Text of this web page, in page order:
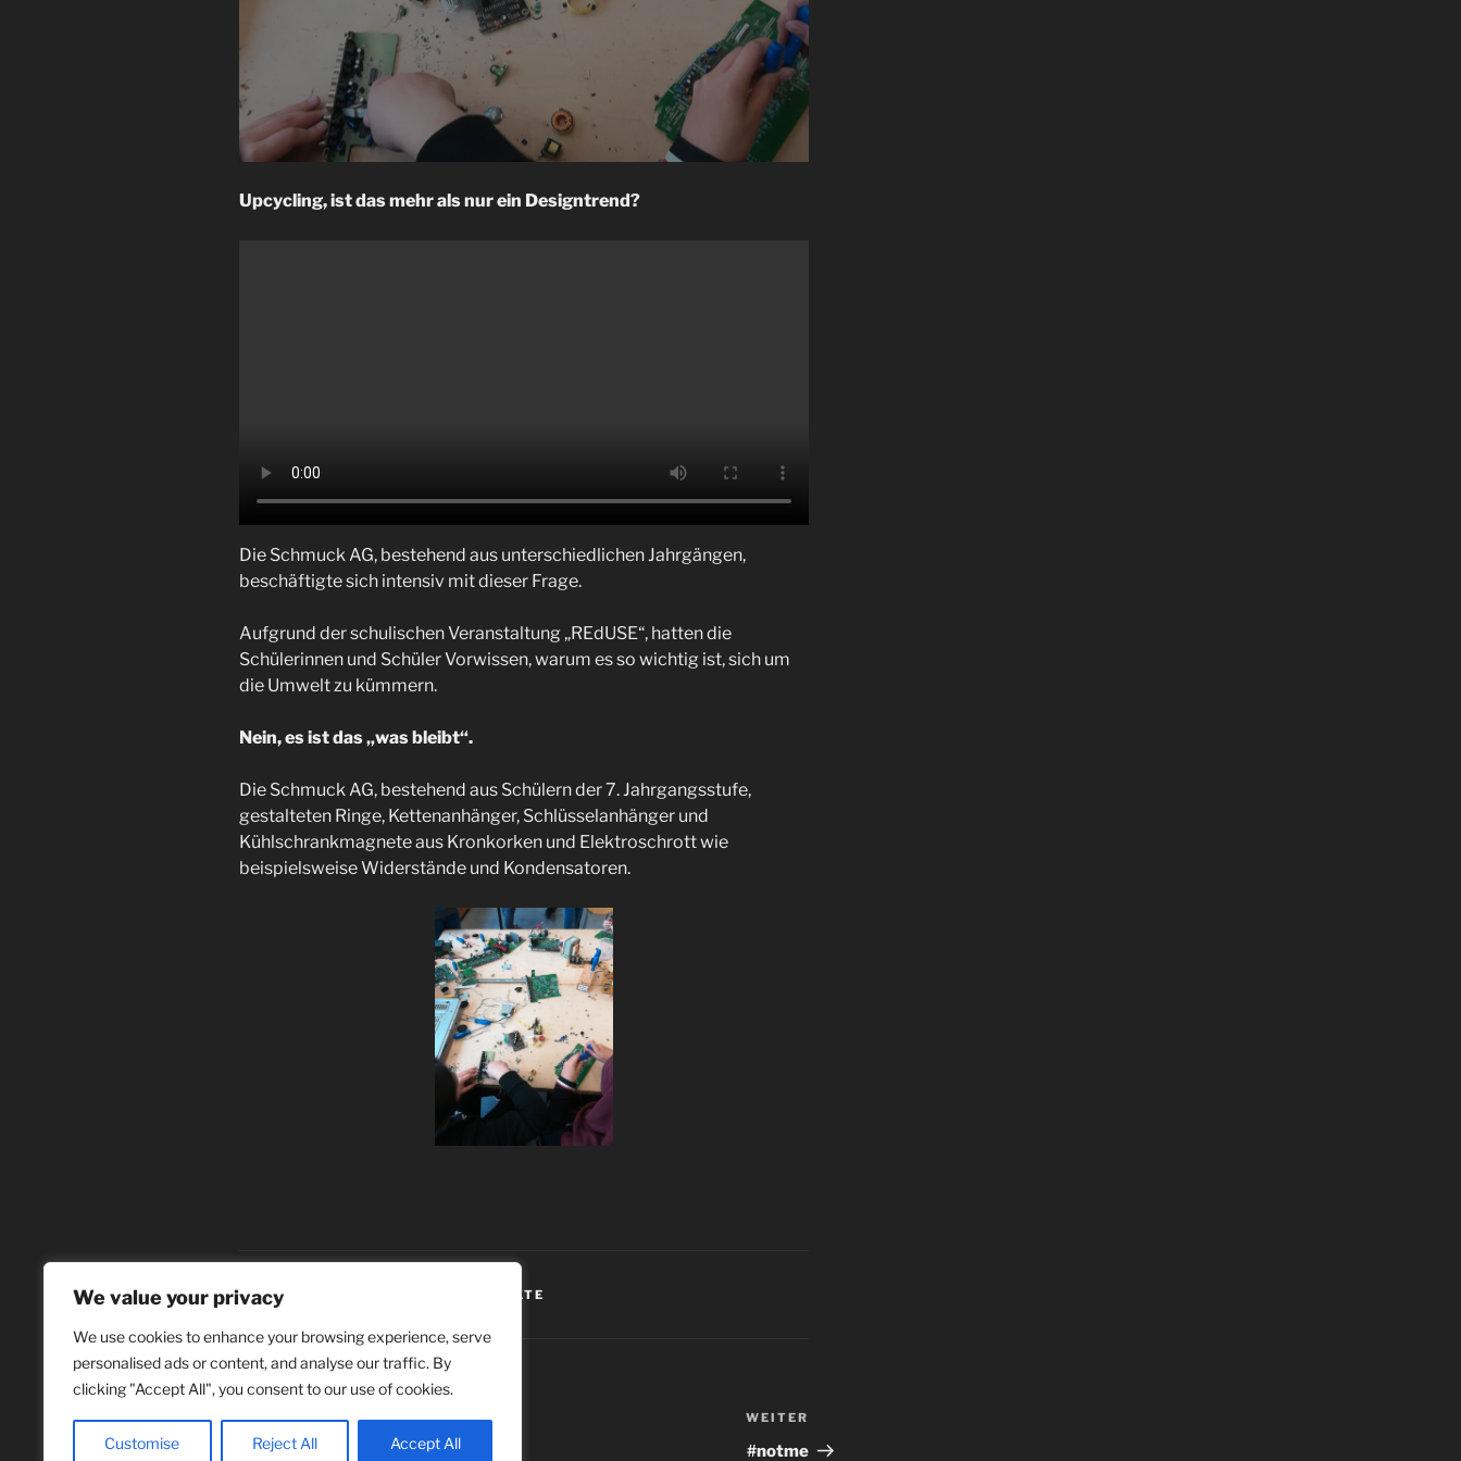
We value your privacy
We use cookies to enhance your browsing experience, serve
personalised ads or content, and analyse our traffic. By
clicking "Accept All", you consent to our use of cookies.
Customise Reject All Accept All
Upcycling, ist das mehr als nur ein Designtrend?
Die Schmuck AG, bestehend aus unterschiedlichen Jahrgängen,
beschäftigte sich intensiv mit dieser Frage.
Aufgrund der schulischen Veranstaltung „REdUSE“, hatten die
Schülerinnen und Schüler Vorwissen, warum es so wichtig ist, sich um
die Umwelt zu kümmern.
Nein, es ist das „was bleibt“.
Die Schmuck AG, bestehend aus Schülern der 7. Jahrgangsstufe,
gestalteten Ringe, Kettenanhänger, Schlüsselanhänger und
Kühlschrankmagnete aus Kronkorken und Elektroschrott wie
beispielsweise Widerstände und Kondensatoren.
AKTUELLES PROJEKTE
ZURÜCK
Metallwerkshop
WEITER
#notme